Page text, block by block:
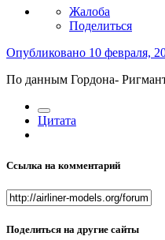
Жалоба
Поделиться
Опубликовано 10 февраля,
По данным Гордона-
Цитата
Ссылка на комментарий
Поделиться на другие сайты